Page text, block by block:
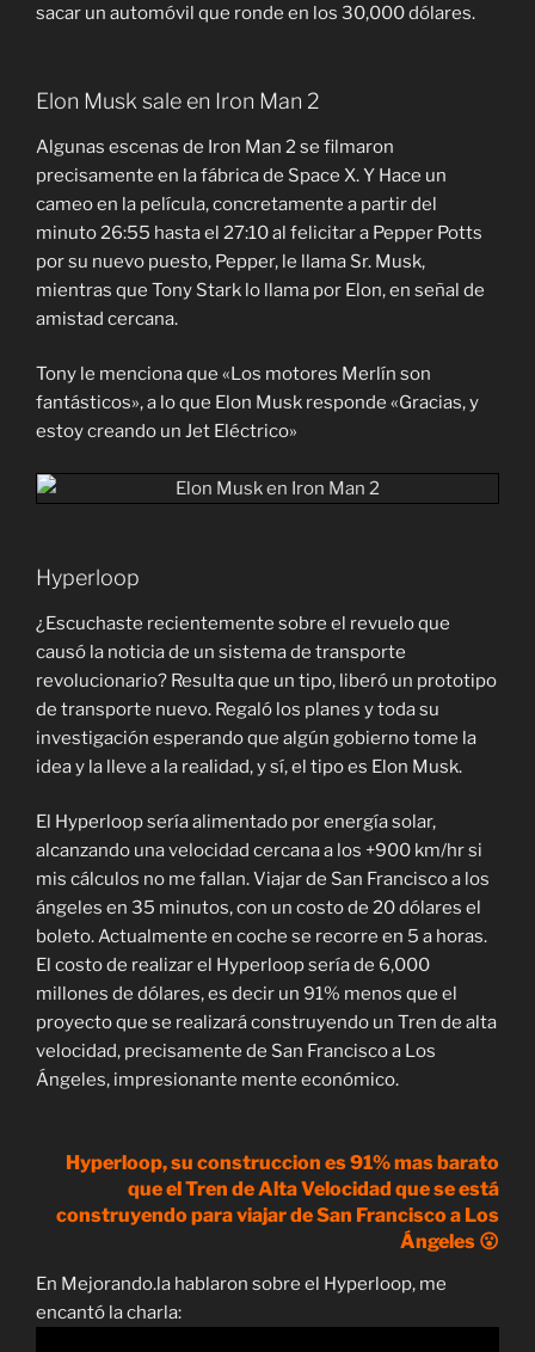
sacar un automóvil que ronde en los 30,000 dólares.
Elon Musk sale en Iron Man 2
Algunas escenas de Iron Man 2 se filmaron
precisamente en la fábrica de Space X. Y Hace un
cameo en la película, concretamente a partir del
minuto 26:55 hasta el 27:10 al felicitar a Pepper Potts
por su nuevo puesto, Pepper, le llama Sr. Musk,
mientras que Tony Stark lo llama por Elon, en señal de
amistad cercana.
Tony le menciona que «Los motores Merlín son
fantásticos», a lo que Elon Musk responde «Gracias, y
estoy creando un Jet Eléctrico»
Hyperloop
¿Escuchaste recientemente sobre el revuelo que
causó la noticia de un sistema de transporte
revolucionario? Resulta que un tipo, liberó un prototipo
de transporte nuevo. Regaló los planes y toda su
investigación esperando que algún gobierno tome la
idea y la lleve a la realidad, y sí, el tipo es Elon Musk.
El Hyperloop sería alimentado por energía solar,
alcanzando una velocidad cercana a los +900 km/hr si
mis cálculos no me fallan. Viajar de San Francisco a los
ángeles en 35 minutos, con un costo de 20 dólares el
boleto. Actualmente en coche se recorre en 5 a horas.
El costo de realizar el Hyperloop sería de 6,000
millones de dólares, es decir un 91% menos que el
proyecto que se realizará construyendo un Tren de alta
velocidad, precisamente de San Francisco a Los
Ángeles, impresionante mente económico.
Hyperloop, su construccion es 91% mas barato
que el Tren de Alta Velocidad que se está
construyendo para viajar de San Francisco a Los
Ángeles 😮
En Mejorando.la hablaron sobre el Hyperloop, me
encantó la charla: